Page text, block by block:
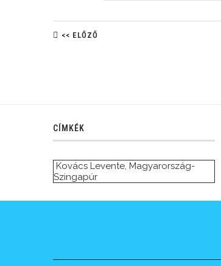
<< ELŐZŐ
CÍMKÉK
Kovács Levente, Magyarország-
Szingapúr